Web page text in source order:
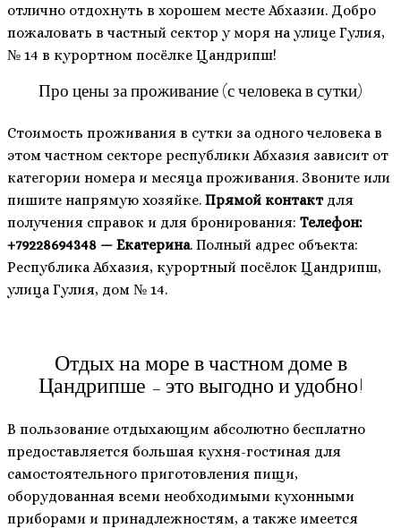
отлично отдохнуть в хорошем месте Абхазии. Добро
пожаловать в частный сектор у моря на улице Гулия,
№ 14 в курортном посёлке Цандрипш!
Про цены за проживание (с человека в сутки)
Стоимость проживания в сутки за одного человека в
этом частном секторе республики Абхазия зависит от
категории номера и месяца проживания. Звоните или
пишите напрямую хозяйке. Прямой контактдля
получения справок и для бронирования: Телефон:
+79228694348 — Екатерина. Полный адрес объекта:
Республика Абхазия, курортный посёлок Цандрипш,
улица Гулия, дом № 14.
Отдых на море в частном доме в
Цандрипше – это выгодно и удобно!
В пользование отдыхающим абсолютно бесплатно
предоставляется большая кухня-гостиная для
самостоятельного приготовления пищи,
оборудованная всеми необходимыми кухонными
приборами и принадлежностям, а также имеется